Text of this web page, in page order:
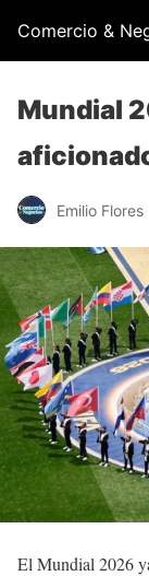
Comercio &
Mundial
Emilio Flores
El Mundial 2026